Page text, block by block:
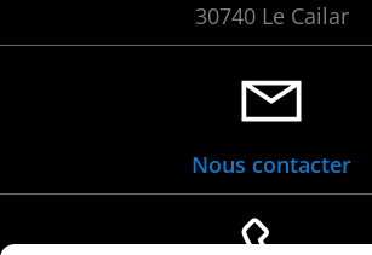
30740 Le Cailar
Nous contacter